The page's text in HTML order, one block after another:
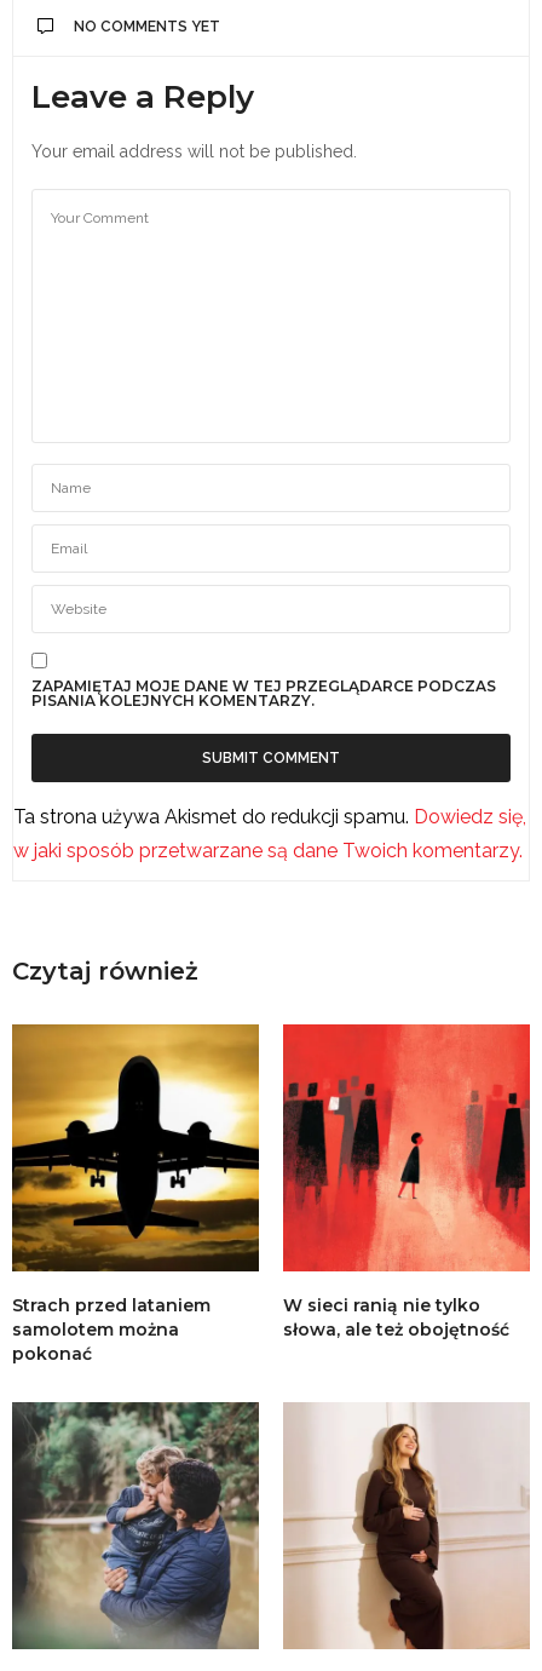
NO COMMENTS YET
Leave a Reply
Your email address will not be published.
ZAPAMIĘTAJ MOJE DANE W TEJ PRZEGLĄDARCE PODCZAS
PISANIA KOLEJNYCH KOMENTARZY.
Ta strona używa Akismet do redukcji spamu. Dowiedz się,
w jaki sposób przetwarzane są dane Twoich komentarzy.
Czytaj również
Strach przed lataniem
samolotem można
pokonać
W sieci ranią nie tylko
słowa, ale też obojętność